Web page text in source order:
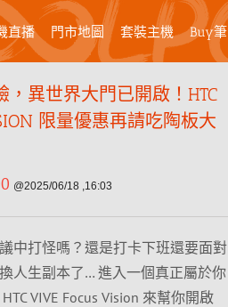
直播 門市地圖 套裝主機 Buy
，異世界大門已開啟！HTC
限量優惠再請吃陶板大
@2025/06/18 ,16:03
中打怪嗎？還是打卡下班還要面對
人生副本了… 進入一個真正屬於你
VIVE Focus Vision 來幫你開啟